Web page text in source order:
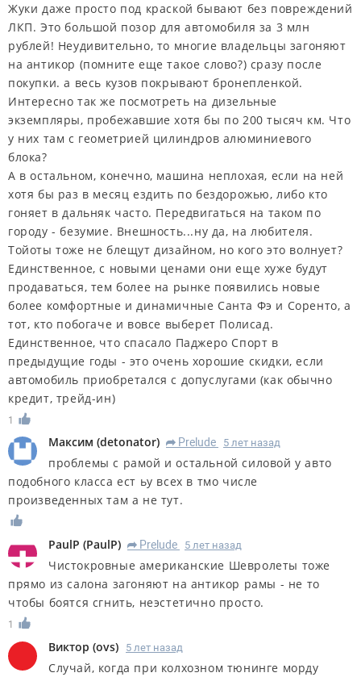
Жуки даже просто под краской бывают без повреждений
ЛКП. Это большой позор для автомобиля за 3 млн
рублей! Неудивительно, то многие владельцы загоняют
на антикор (помните еще такое слово?) сразу после
покупки. а весь кузов покрывают бронепленкой.
Интересно так же посмотреть на дизельные
экземпляры, пробежавшие хотя бы по 200 тысяч км. Что
у них там с геометрией цилиндров алюминиевого
блока?
А в остальном, конечно, машина неплохая, если на ней
хотя бы раз в месяц ездить по бездорожью, либо кто
гоняет в дальняк часто. Передвигаться на таком по
городу - безумие. Внешность...ну да, на любителя.
Тойоты тоже не блещут дизайном, но кого это волнует?
Единственное, с новыми ценами они еще хуже будут
продаваться, тем более на рынке появились новые
более комфортные и динамичные Санта Фэ и Соренто, а
тот, кто побогаче и вовсе выберет Полисад.
Единственное, что спасало Паджеро Спорт в
предыдущие годы - это очень хорошие скидки, если
автомобиль приобретался с допуслугами (как обычно
кредит, трейд-ин)
1
Максим (detonator) R Prelude 5 лет назад
проблемы с рамой и остальной силовой у авто
подобного класса ест ьу всех в тмо числе
произведенных там а не тут.
PaulP (PaulP) R Prelude 5 лет назад
Чистокровные американские Шевролеты тоже
прямо из салона загоняют на антикор рамы - не то
чтобы боятся сгнить, неэстетично просто.
1
Виктор (ovs) 5 лет назад
Случай, когда при колхозном тюнинге морду